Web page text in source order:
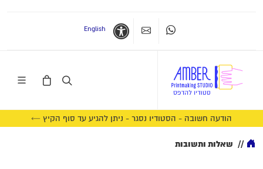
Whatsappצרו קשר נגישות
English
הודעה חשובה - הסטודיו נסגר - ניתן להגיע עד סוף הקיץ ←
// שאלות ותשובות